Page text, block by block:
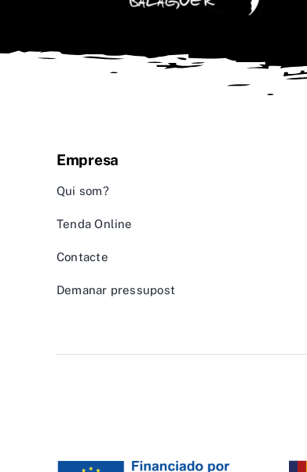
Empresa
Qui som?
Tenda Online
Contacte
Demanar pressupost